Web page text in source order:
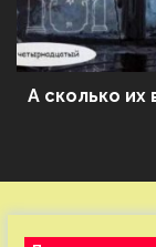
А сколько их